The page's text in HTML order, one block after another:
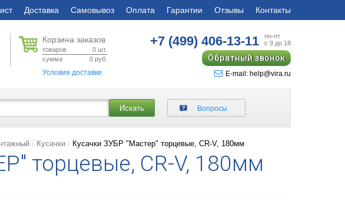
Доставка Самовывоз Оплата Гарантии Отзывы Контакты
Корзина заказов
товаров 0 шт.
сумма
0 руб.
Условия доставки
+7 (499)406-13-11
пн-пт
с 9 до 18
Обратный звонок
E-mail: help@vira.ru
Искать Вопросы
Кусачки Кусачки ЗУБР "Мастер" торцевые, CR-V, 180мм
торцевые, CR-V, 180мм